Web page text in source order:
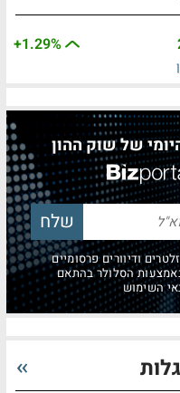
+1.29%
של שוק ההון
ודיוורים פרסומיים
הסלולר בהתאם